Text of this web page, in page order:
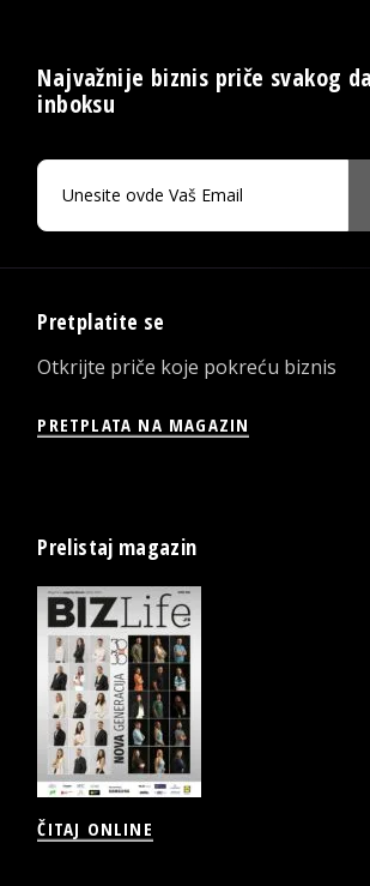
Najvažnije biznis priče svakog
inboksu
Pretplatite se
Otkrijte priče koje pokreću biznis
PRETPLATA NA MAGAZIN
Prelistaj magazin
ČITAJ ONLINE